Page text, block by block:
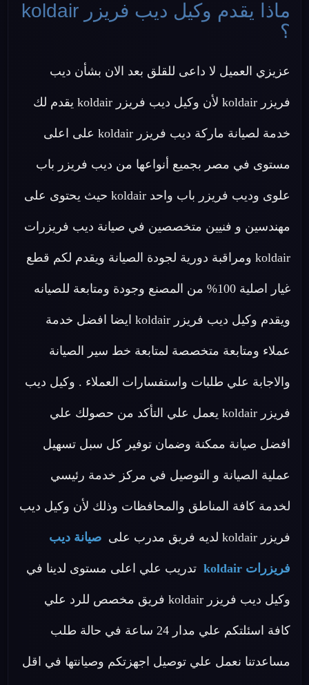
ماذا يقدم وكيل ديب فريزر koldair
؟
عزيزي العميل لا داعى للقلق بعد الان بشأن ديب
فريزر koldair لأن وكيل ديب فريزر koldair يقدم لك
خدمة لصيانة ماركة ديب فريزر koldair على اعلى
مستوى في مصر بجميع أنواعها من ديب فريزر باب
علوى وديب فريزر باب واحد koldair حيث يحتوى على
مهندسين و فنيين متخصصين في صيانة ديب فريزرات
koldair ومراقبة دورية لجودة الصيانة ويقدم لكم قطع
غيار اصلية 100% من المصنع وجودة ومتابعة للصيانه
ويقدم وكيل ديب فريزر koldair ايضا افضل خدمة
عملاء ومتابعة متخصصة لمتابعة خط سير الصيانة
والاجابة علي طلبات واستفسارات العملاء . وكيل ديب
فريزر koldair يعمل علي التأكد من حصولك علي
افضل صيانة ممكنة وضمان توفير كل سبل تسهيل
عملية الصيانة و التوصيل في مركز خدمة رئيسي
لخدمة كافة المناطق والمحافظات وذلك لأن وكيل ديب
فريزر koldair لديه فريق مدرب على صيانة ديب
فريزرات koldair تدريب علي اعلى مستوى لدينا في
وكيل ديب فريزر koldair فريق مخصص للرد علي
كافة اسئلتكم علي مدار 24 ساعة في حالة طلب
مساعدتنا نعمل علي توصيل اجهزتكم وصيانتها في اقل